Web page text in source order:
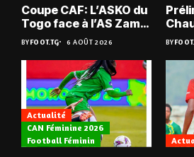
Coupe CAF: L’ASKO du
Togo face à l’AS Zam
du Niger
BYFOOT.TG 6 AOÛT 2026
les
BY
Actualité
CAN Féminine 2026
Football Féminin